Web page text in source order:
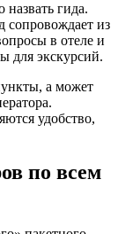
гида.
сопровождает из
в отеле и
для экскурсий.
а может
удобство,
по всем